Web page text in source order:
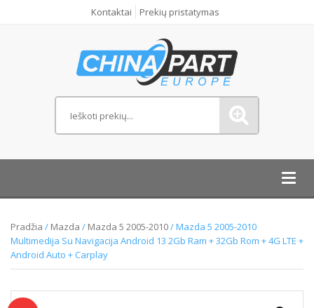
Kontaktai Prekių pristatymas
Pradžia / Mazda / Mazda 5 2005-2010/ Mazda 5 2005-2010
Multimedija Su Navigacija Android 13 2Gb Ram + 32Gb Rom + 4G LTE +
Android Auto + Carplay